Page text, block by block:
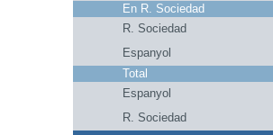
En R. Sociedad
R. Sociedad
Espanyol
Total
Espanyol
R. Sociedad